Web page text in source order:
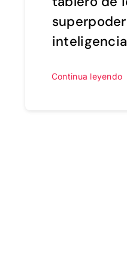
Continua leyendo